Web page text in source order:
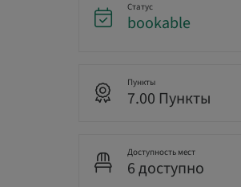
Статус
bookable
Пункты
7.00 Пункты
Доступность мест
6 доступно